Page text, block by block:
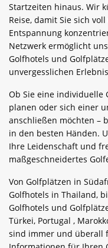
Startzeiten hinaus. Wir
Reise, damit Sie sich
Entspannung
Netzwerk ermöglicht
Golfhotels und
unvergesslichen
Ob Sie eine individuelle
planen oder sich einer
anschließen möchten –
in den besten Händen.
Ihre Leidenschaft und
maßgeschneidertes
Von Golfplätzen in
Golfhotels in Thailand,
Golfhotels und
Türkei, Portugal ,
sind immer und überall